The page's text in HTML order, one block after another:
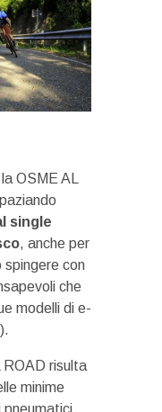
OSME AL
single
, anche per
spingere con
che
modelli di e-
ROAD risulta
minime
pneumatici